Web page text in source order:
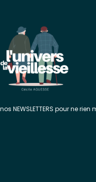
NEWSLETTERS pour ne rien